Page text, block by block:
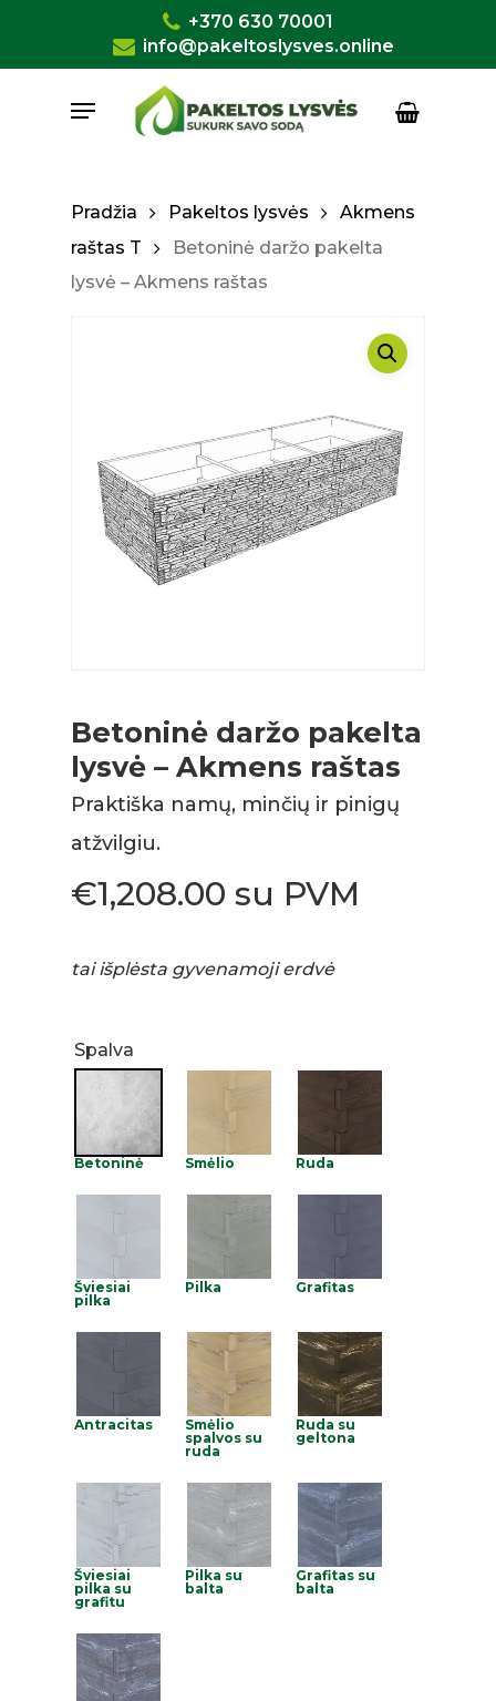
main
+370 630 70001
info@pakeltoslysves.online
Menu
Krepšelis
Cart
Pradžia Pakeltos lysvės
Akmens
raštas T
Betoninė daržo pakelta
lysvė – Akmens raštas
Betoninė daržo pakelta
lysvė – Akmens raštas
Praktiška namų, minčių ir pinigų
atžvilgiu.
€1,208.00 su PVM
tai išplėsta gyvenamoji erdvė
Spalva
Betoninė Smėlio Ruda
Šviesiai
pilka
Pilka Grafitas
Antracitas
Smėlio
spalvos su
ruda
Ruda su
geltona
Šviesiai
pilka su
grafitu
Pilka su
balta
Grafitas su
balta